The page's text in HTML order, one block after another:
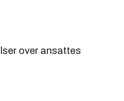
over ansattes